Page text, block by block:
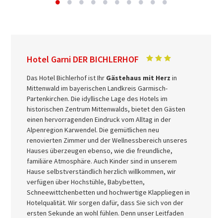
Hotel Garni DER BICHLERHOF
Das Hotel Bichlerhof ist Ihr Gästehaus mit Herz in
Mittenwald im bayerischen Landkreis Garmisch-
Partenkirchen. Die idyllische Lage des Hotels im
historischen Zentrum Mittenwalds, bietet den Gästen
einen hervorragenden Eindruck vom Alltag in der
Alpenregion Karwendel. Die gemütlichen neu
renovierten Zimmer und der Wellnessbereich unseres
Hauses überzeugen ebenso, wie die freundliche,
familiäre Atmosphäre. Auch Kinder sind in unserem
Hause selbstverständlich herzlich willkommen, wir
verfügen über Hochstühle, Babybetten,
Schneewittchenbetten und hochwertige Klappliegen in
Hotelqualität. Wir sorgen dafür, dass Sie sich von der
ersten Sekunde an wohl fühlen. Denn unser Leitfaden